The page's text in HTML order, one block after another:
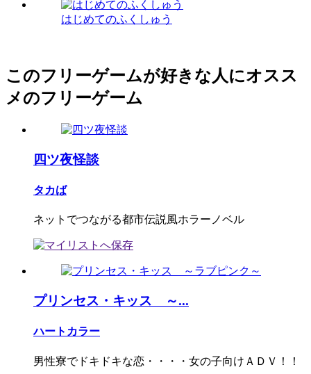
はじめてのふくしゅう
このフリーゲームが好きな人にオスス
メのフリーゲーム
四ツ夜怪談
タカば
ネットでつながる都市伝説風ホラーノベル
プリンセス・キッス ～...
ハートカラー
男性寮でドキドキな恋・・・・女の子向けＡＤＶ！！